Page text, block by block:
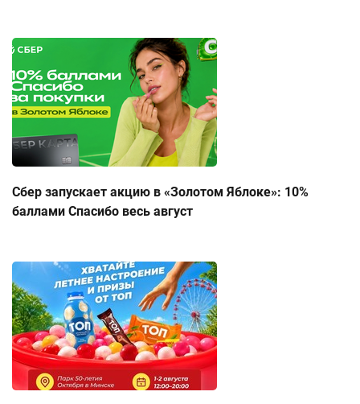
Сбер запускает акцию в «Золотом Яблоке»: 10%
баллами Спасибо весь август